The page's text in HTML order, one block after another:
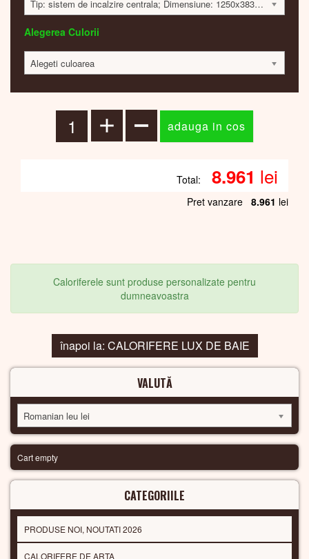
Tip: sistem de incalzire centrala; Dimensiune: 1250x383x42mm; 450 Watt; 8931 lei
Alegerea Culorii
Alegeti culoarea
Total: 8.961 lei
Pret vanzare 8.961 lei
Caloriferele sunt produse personalizate pentru
dumneavoastra
înapoi la: CALORIFERE LUX DE BAIE
VALUTĂ
Romanian leu lei
Cart empty
CATEGORIILE
PRODUSE NOI, NOUTATI 2026
CALORIFERE DE ARTA